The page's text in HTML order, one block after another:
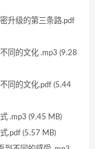
升级的第三条路.pdf
同的文化 .mp3 (9.28
同的文化.pdf (5.44
.mp3 (9.45 MB)
.pdf (5.57 MB)